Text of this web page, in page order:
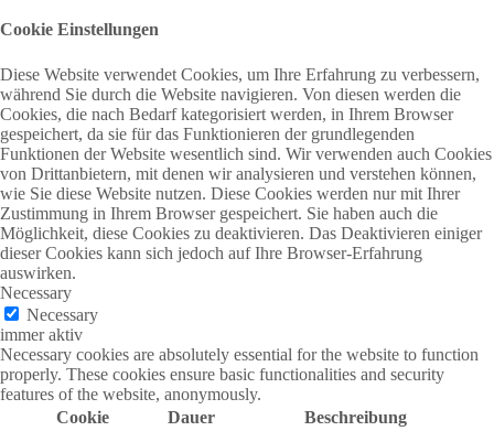
Cookie Einstellungen
Diese Website verwendet Cookies, um Ihre Erfahrung zu verbessern,
während Sie durch die Website navigieren. Von diesen werden die
Cookies, die nach Bedarf kategorisiert werden, in Ihrem Browser
gespeichert, da sie für das Funktionieren der grundlegenden
Funktionen der Website wesentlich sind. Wir verwenden auch Cookies
von Drittanbietern, mit denen wir analysieren und verstehen können,
wie Sie diese Website nutzen. Diese Cookies werden nur mit Ihrer
Zustimmung in Ihrem Browser gespeichert. Sie haben auch die
Möglichkeit, diese Cookies zu deaktivieren. Das Deaktivieren einiger
dieser Cookies kann sich jedoch auf Ihre Browser-Erfahrung
auswirken.
Necessary
Necessary
immer aktiv
Necessary cookies are absolutely essential for the website to function
properly. These cookies ensure basic functionalities and security
features of the website, anonymously.
Cookie
Dauer Beschreibung